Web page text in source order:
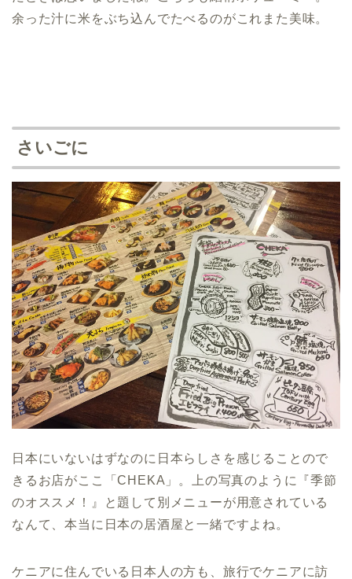
余った汁に米をぶち込んでたべるのがこれまた美味。
さいごに
日本にいないはずなのに日本らしさを感じることので
きるお店がここ「CHEKA」。上の写真のように『季節
のオススメ！』と題して別メニューが用意されている
なんて、本当に日本の居酒屋と一緒ですよね。
ケニアに住んでいる日本人の方も、旅行でケニアに訪